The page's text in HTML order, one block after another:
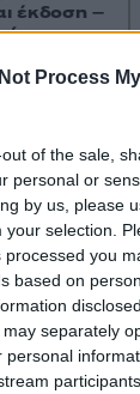
Process
of the sale,
personal or
by us, please
your selection.
you
based on
separately
personal
έκδοση –
οι